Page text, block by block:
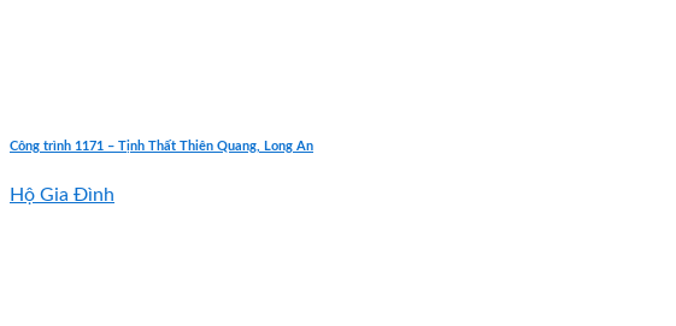
Công trình 1171 – Tịnh Thất Thiên Quang, Long An
Hộ Gia Đình